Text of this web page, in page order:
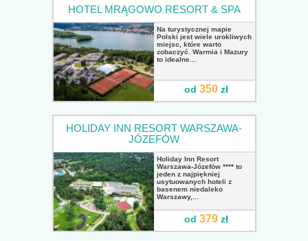
HOTEL MRĄGOWO RESORT & SPA
Na turystycznej mapie
Polski jest wiele urokliwych
miejsc, które warto
zobaczyć. Warmia i Mazury
to idealne...
od 350zł
HOLIDAY INN RESORT WARSZAWA-
JÓZEFÓW
Holiday Inn Resort
Warszawa-Józefów **** to
jeden z najpiękniej
usytuowanych hoteli z
basenem niedaleko
Warszawy,...
od 379zł